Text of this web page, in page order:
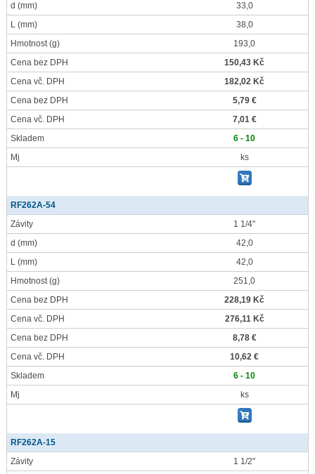
d (mm)
33,0
L (mm)
38,0
Hmotnost(g)
193,0
Cena bez DPH
150,43 Kč
Cena vč. DPH
182,02 Kč
Cena bez DPH
5,79 €
Cena vč. DPH
7,01 €
Skladem
6 - 10
Mj
ks
RF262A-54
Závity
1 1/4"
d (mm)
42,0
L (mm)
42,0
Hmotnost(g)
251,0
Cena bez DPH
228,19 Kč
Cena vč. DPH
276,11 Kč
Cena bez DPH
8,78 €
Cena vč. DPH
10,62 €
Skladem
6 - 10
Mj
ks
RF262A-15
Závity
1 1/2"